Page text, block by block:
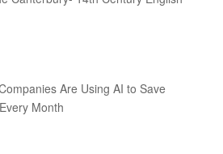
Are Using AI to Save
Month